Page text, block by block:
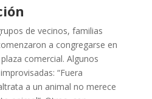
de vecinos, familias
a congregarse en
comercial. Algunos
“Fuera
a un animal no merece